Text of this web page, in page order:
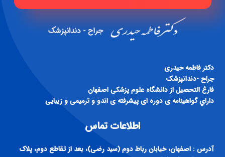
دكتر فاطمه حيدری
جراح -دندانپزشک
فارغ التحصيل از دانشگاه علوم پزشكی اصفهان
داراي گواهينامه ی دوره ای پيشرفته ی اندو و ترميمی و زيبايی
اطلاعات تماس
آدرس : اصفهان، خیابان رباط دوم (سید رضی)، بعد از تقاطع دوم، پلاک